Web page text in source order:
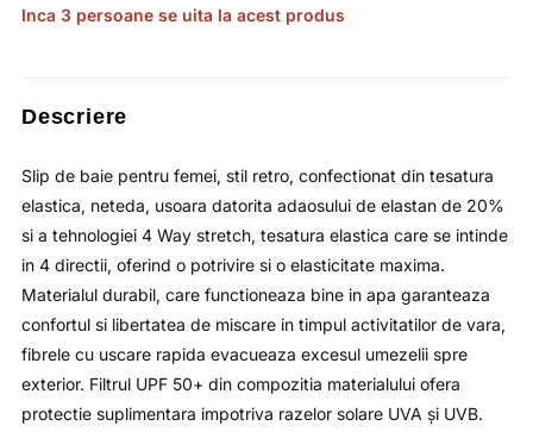
femei
cu
OUTHORN
Inca 3 persoane se uita la acest produs
Descriere
Slip de baie pentru femei, stil retro, confectionat din tesatura
elastica, neteda, usoara datorita adaosului de elastan de 20%
si a tehnologiei 4 Way stretch, tesatura elastica care se intinde
in 4 directii, oferind o potrivire si o elasticitate maxima.
Materialul durabil, care functioneaza bine in apa garanteaza
confortul si libertatea de miscare in timpul activitatilor de vara,
fibrele cu uscare rapida evacueaza excesul umezelii spre
exterior. Filtrul UPF 50+ din compozitia materialului ofera
protectie suplimentara impotriva razelor solare UVA și UVB.